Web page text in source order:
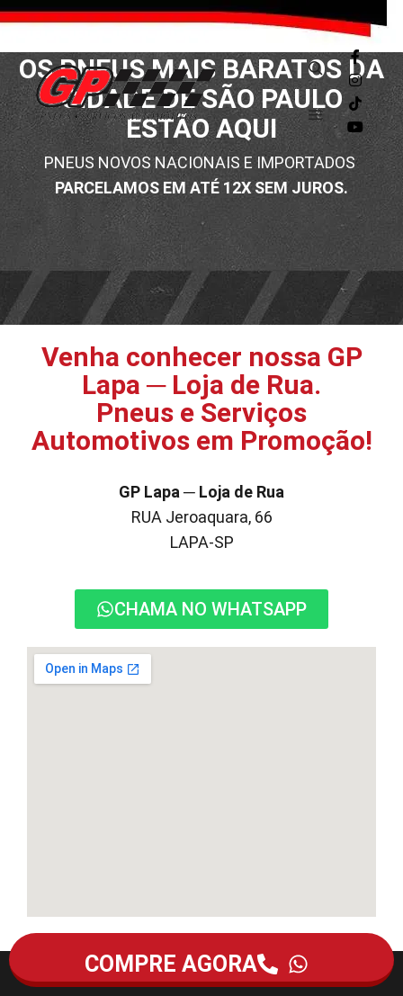
OS PNEUS MAIS BARATOS DA
CIDADE DE SÃO PAULO
ESTÃO AQUI
PNEUS NOVOS NACIONAIS E IMPORTADOS
PARCELAMOS EM ATÉ 12X SEM JUROS.
Venha conhecer nossa GP
Lapa ─ Loja de Rua.
Pneus e Serviços
Automotivos em Promoção!
GP Lapa ─ Loja de Rua
RUA Jeroaquara, 66
LAPA-SP
CHAMA NO WHATSAPP
COMPRE AGORA